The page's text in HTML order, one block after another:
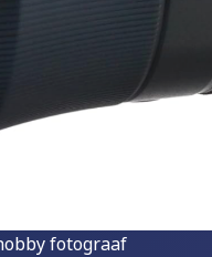
fotograaf